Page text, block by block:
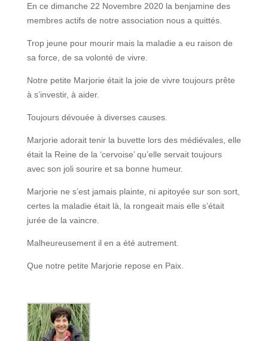
En ce dimanche 22 Novembre 2020 la benjamine des
membres actifs de notre association nous a quittés.
Trop jeune pour mourir mais la maladie a eu raison de
sa force, de sa volonté de vivre.
Notre petite Marjorie était la joie de vivre toujours prête
à s’investir, à aider.
Toujours dévouée à diverses causes.
Marjorie adorait tenir la buvette lors des médiévales, elle
était la Reine de la ‘cervoise’ qu’elle servait toujours
avec son joli sourire et sa bonne humeur.
Marjorie ne s’est jamais plainte, ni apitoyée sur son sort,
certes la maladie était là, la rongeait mais elle s’était
jurée de la vaincre.
Malheureusement il en a été autrement.
Que notre petite Marjorie repose en Paix.